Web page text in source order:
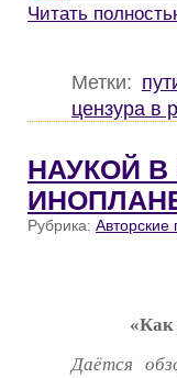
Читать
Метки:
цензура в
НАУКОЙ
Рубрика: Авторские
«Как
Даётся